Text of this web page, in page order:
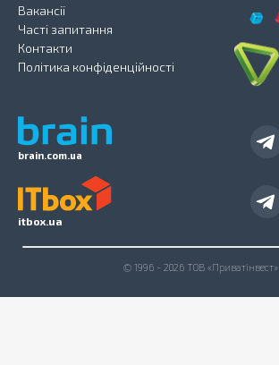
brain.com.ua
Вакансії
Часті запитання
Контакти
Політика конфіденційності
itbox.ua
© 1996 - 2026 ТОВ «Приватінвест»